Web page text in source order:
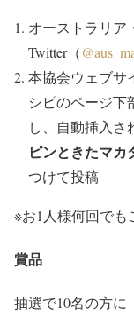
オーストラリア
Twitter（
本協会ウェブサ
シピのページ下
し、自動挿入
ピンときたマカ
つけて投稿
※お1人様何回でも
賞品
抽選で10名の方に